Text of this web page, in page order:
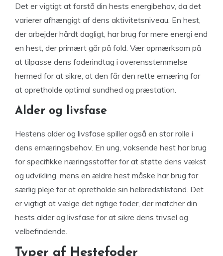
Det er vigtigt at forstå din hests energibehov, da det
varierer afhængigt af dens aktivitetsniveau. En hest,
der arbejder hårdt dagligt, har brug for mere energi end
en hest, der primært går på fold. Vær opmærksom på
at tilpasse dens foderindtag i overensstemmelse
hermed for at sikre, at den får den rette ernæring for
at opretholde optimal sundhed og præstation.
Alder og livsfase
Hestens alder og livsfase spiller også en stor rolle i
dens ernæringsbehov. En ung, voksende hest har brug
for specifikke næringsstoffer for at støtte dens vækst
og udvikling, mens en ældre hest måske har brug for
særlig pleje for at opretholde sin helbredstilstand. Det
er vigtigt at vælge det rigtige foder, der matcher din
hests alder og livsfase for at sikre dens trivsel og
velbefindende.
Typer af Hestefoder